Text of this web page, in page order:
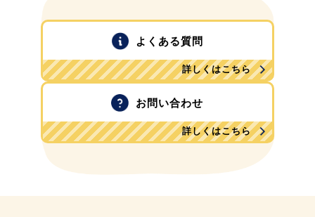
よくある質問
詳しくはこちら
お問い合わせ
詳しくはこちら